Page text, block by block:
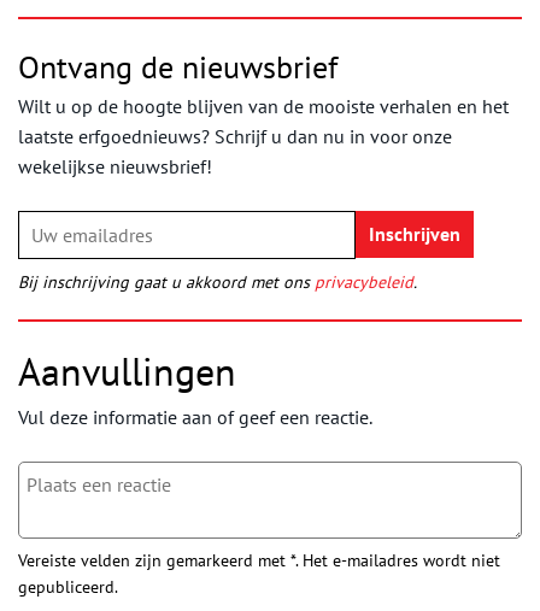
Ontvang de nieuwsbrief
Wilt u op de hoogte blijven van de mooiste verhalen en het
laatste erfgoednieuws? Schrijf u dan nu in voor onze
wekelijkse nieuwsbrief!
Bij inschrijving gaat u akkoord met ons privacybeleid.
Aanvullingen
Vul deze informatie aan of geef een reactie.
Vereiste velden zijn gemarkeerd met *. Het e-mailadres wordt niet
gepubliceerd.